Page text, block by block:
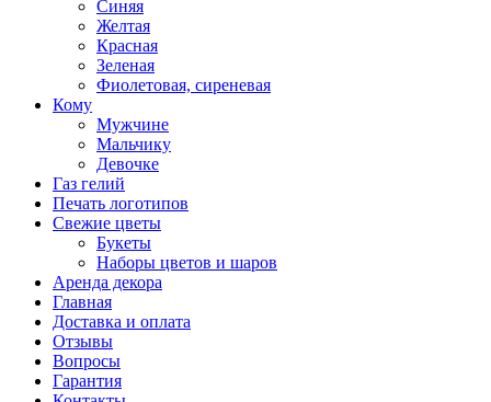
Синяя
Желтая
Красная
Зеленая
Фиолетовая, сиреневая
Кому
Мужчине
Мальчику
Девочке
Газ гелий
Печать логотипов
Свежие цветы
Букеты
Наборы цветов и шаров
Аренда декора
Главная
Доставка и оплата
Отзывы
Вопросы
Гарантия